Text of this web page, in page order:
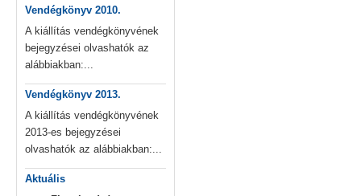
Vendégkönyv 2010.
A kiállítás vendégkönyvének
bejegyzései olvashatók az
alábbiakban:...
Vendégkönyv 2013.
A kiállítás vendégkönyvének
2013-es bejegyzései
olvashatók az alábbiakban:...
Aktuális